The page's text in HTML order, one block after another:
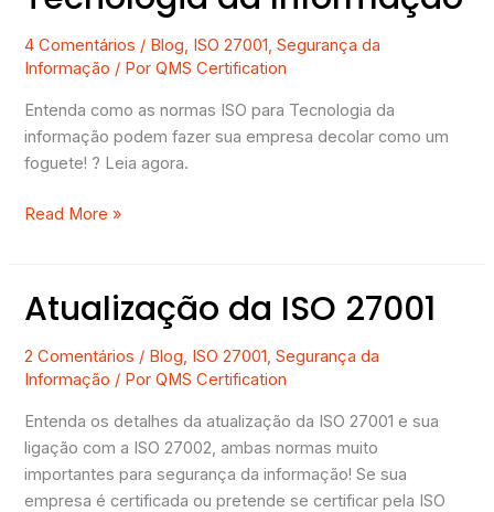
4 Comentários / Blog, ISO 27001,Segurança da
Informação / PorQMS Certification
Entenda como as normas ISO para Tecnologia da
informação podem fazer sua empresa decolar como um
foguete! ? Leia agora.
Read More »
Atualização da ISO 27001
2 Comentários / Blog, ISO 27001,Segurança da
Informação / PorQMS Certification
Entenda os detalhes da atualização da ISO 27001 e sua
ligação com a ISO 27002, ambas normas muito
importantes para segurança da informação! Se sua
empresa é certificada ou pretende se certificar pela ISO
Atualização
ISO
27001